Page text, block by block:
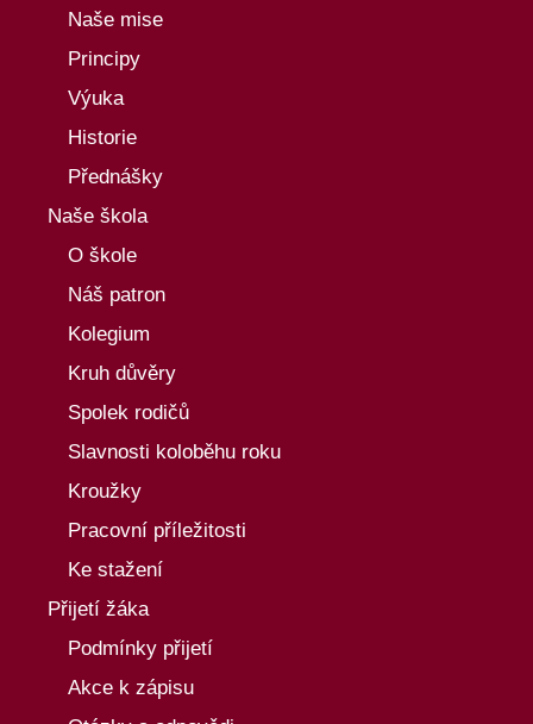
Naše mise
Principy
Výuka
Historie
Přednášky
Naše škola
O škole
Náš patron
Kolegium
Kruh důvěry
Spolek rodičů
Slavnosti koloběhu roku
Kroužky
Pracovní příležitosti
Ke stažení
Přijetí žáka
Podmínky přijetí
Akce k zápisu